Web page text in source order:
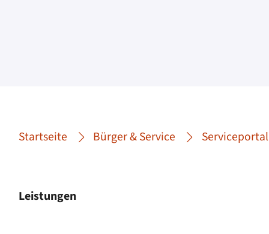
Startseite Bürger & Service Serviceportal
Leistungen